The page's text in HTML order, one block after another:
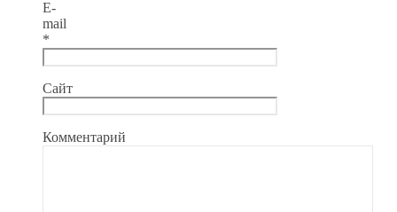
E-
mail
*
Сайт
Комментарий